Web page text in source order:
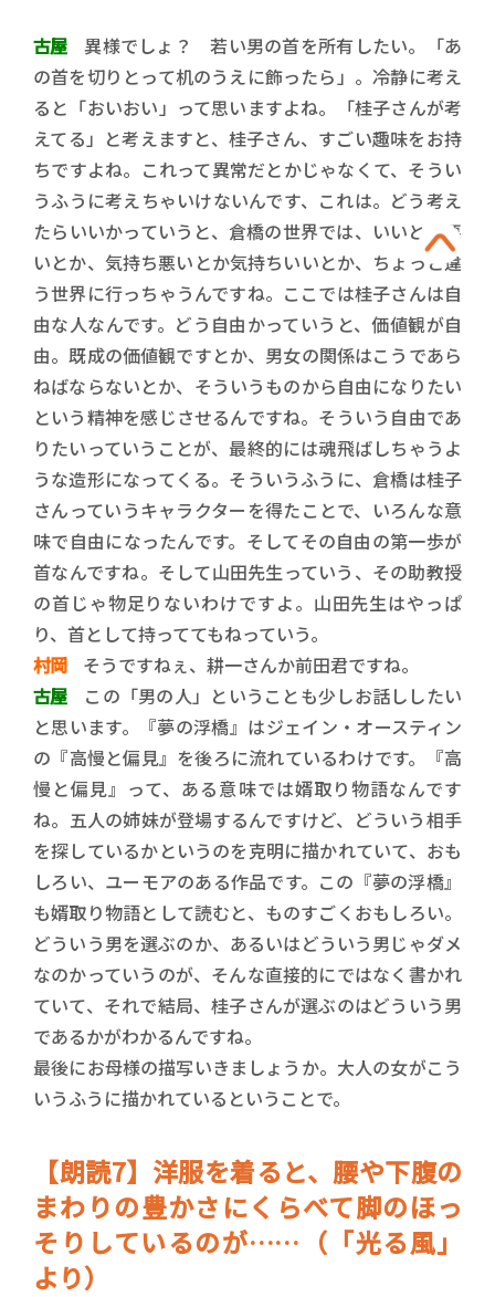
古屋異様でしょ？ 若い男の首を所有したい。「あ
の首を切りとって机のうえに飾ったら」。冷静に考え
ると「おいおい」って思いますよね。「桂子さんが考
えてる」と考えますと、桂子さん、すごい趣味をお持
ちですよね。これって異常だとかじゃなくて、そうい
うふうに考えちゃいけないんです、これは。どう考え
たらいいかっていうと、倉橋の世界では、いいとか悪
いとか、気持ち悪いとか気持ちいいとか、ちょっと違
う世界に行っちゃうんですね。ここでは桂子さんは自
由な人なんです。どう自由かっていうと、価値観が自
由。既成の価値観ですとか、男女の関係はこうであら
ねばならないとか、そういうものから自由になりたい
という精神を感じさせるんですね。そういう自由であ
りたいっていうことが、最終的には魂飛ばしちゃうよ
うな造形になってくる。そういうふうに、倉橋は桂子
さんっていうキャラクターを得たことで、いろんな意
味で自由になったんです。そしてその自由の第一歩が
首なんですね。そして山田先生っていう、その助教授
の首じゃ物足りないわけですよ。山田先生はやっぱ
り、首として持っててもねっていう。
村岡そうですねぇ、耕一さんか前田君ですね。
古屋この「男の人」ということも少しお話ししたい
と思います。『夢の浮橋』はジェイン・オースティン
の『高慢と偏見』を後ろに流れているわけです。『高
慢と偏見』って、ある意味では婿取り物語なんです
ね。五人の姉妹が登場するんですけど、どういう相手
を探しているかというのを克明に描かれていて、おも
しろい、ユーモアのある作品です。この『夢の浮橋』
も婿取り物語として読むと、ものすごくおもしろい。
どういう男を選ぶのか、あるいはどういう男じゃダメ
なのかっていうのが、そんな直接的にではなく書かれ
ていて、それで結局、桂子さんが選ぶのはどういう男
であるかがわかるんですね。
最後にお母様の描写いきましょうか。大人の女がこう
いうふうに描かれているということで。
【朗読7】洋服を着ると、腰や下腹の
まわりの豊かさにくらべて脚のほっ
そりしているのが……（「光る風」
より）